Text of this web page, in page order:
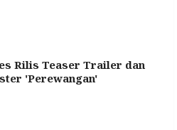
Rilis Teaser Trailer dan
'Perewangan'